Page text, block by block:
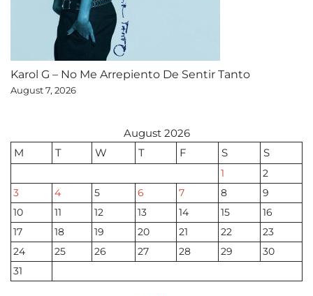
Karol G – No Me Arrepiento De Sentir Tanto
August 7, 2026
August 2026
M
T W T F S S
1
2
3
4 5 6 7 8
9
10
11 12 13 14 15
16
17
18 19 20 21 22
23
24
25 26 27 28 29
30
31